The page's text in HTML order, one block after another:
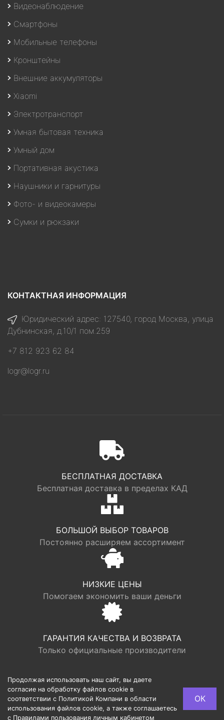
Видеонаблюдение
Смартфоны
Мобильные телефоны
Кронштейны
Внешние аккумуляторы
Xiaomi
Электротранспорт
Умная бытовая техника
Умный дом
Портативная акустика
Наушники и гарнитуры
Фото- и видеокамеры
Сумки и рюкзаки
КОНТАКТНАЯ ИНФОРМАЦИЯ
Юридический адрес: 127540, город Москва, улица
Дубнинская, д.10/1 пом.259
+7 812 923 62 84
logr@logr.ru
БЕСПЛАТНАЯ ДОСТАВКА
Бесплатная доставка в пределах КАД
БОЛЬШОЙ ВЫБОР ТОВАРОВ
Постоянно расширяем ассортимент
НИЗКИЕ ЦЕНЫ
Помогаем экономить ваши деньги
ГАРАНТИЯ КАЧЕСТВА И ВОЗВРАТА
Только официальные производители
© LOGR | ООО “ФАБРИК ХАУС”, ОГРН 1117746193949,
ИНН 7713725002, Юридический адрес: 127540, г.
Москва, ул. Дубнинская, 10/1, 259
Продолжая использовать наш сайт, вы даете
согласие на обработку файлов cookie в
соответствии с Политикой Компани в области
использования файлов cookie, а также соглашаетесь
с Правилами пользования личным кабинетом
ОК